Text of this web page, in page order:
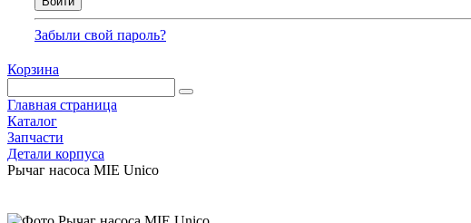
Забыли свой пароль?
Корзина
Главная страница
Каталог
Запчасти
Детали корпуса
Рычаг насоса MIE Unico